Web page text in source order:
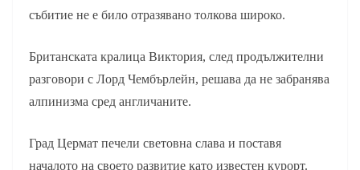
събитие не е било отразявано толкова широко.
Британската кралица Виктория, след продължителни
разговори с Лорд Чембърлейн, решава да не забранява
алпинизма сред англичаните.
Град Цермат печели световна слава и поставя
началото на своето развитие като известен курорт.